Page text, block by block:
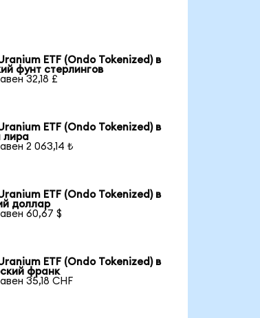
ETF (Ondo Tokenized) в
фунт стерлингов
32,18 £
ETF (Ondo Tokenized) в
лира
2 063,14 ₺
ETF (Ondo Tokenized) в
доллар
60,67 $
ETF (Ondo Tokenized) в
франк
35,18 CHF